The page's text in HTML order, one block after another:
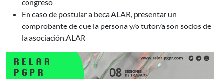
congreso
En caso de postular a beca ALAR, presentar un
comprobante de que la persona y/o tutor/a son socios de
la asociación.ALAR